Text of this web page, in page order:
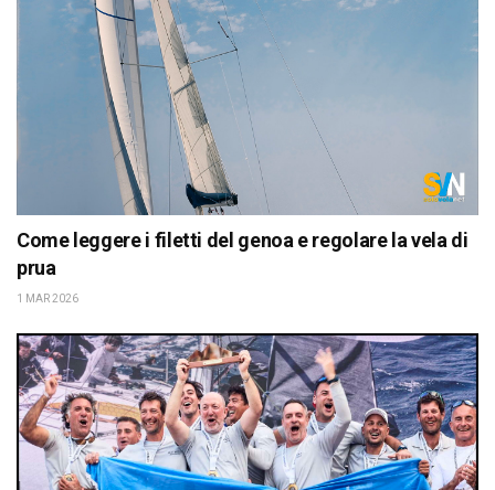
Come leggere i filetti del genoa e regolare la vela di
prua
1 MAR 2026